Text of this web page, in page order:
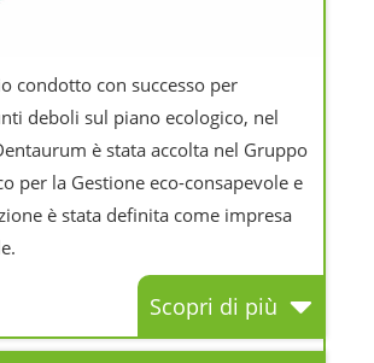
condotto con successo per
deboli sul piano ecologico, nel
è stata accolta nel Gruppo
per la Gestione eco-consapevole e
è stata definita come impresa
Scopri di più